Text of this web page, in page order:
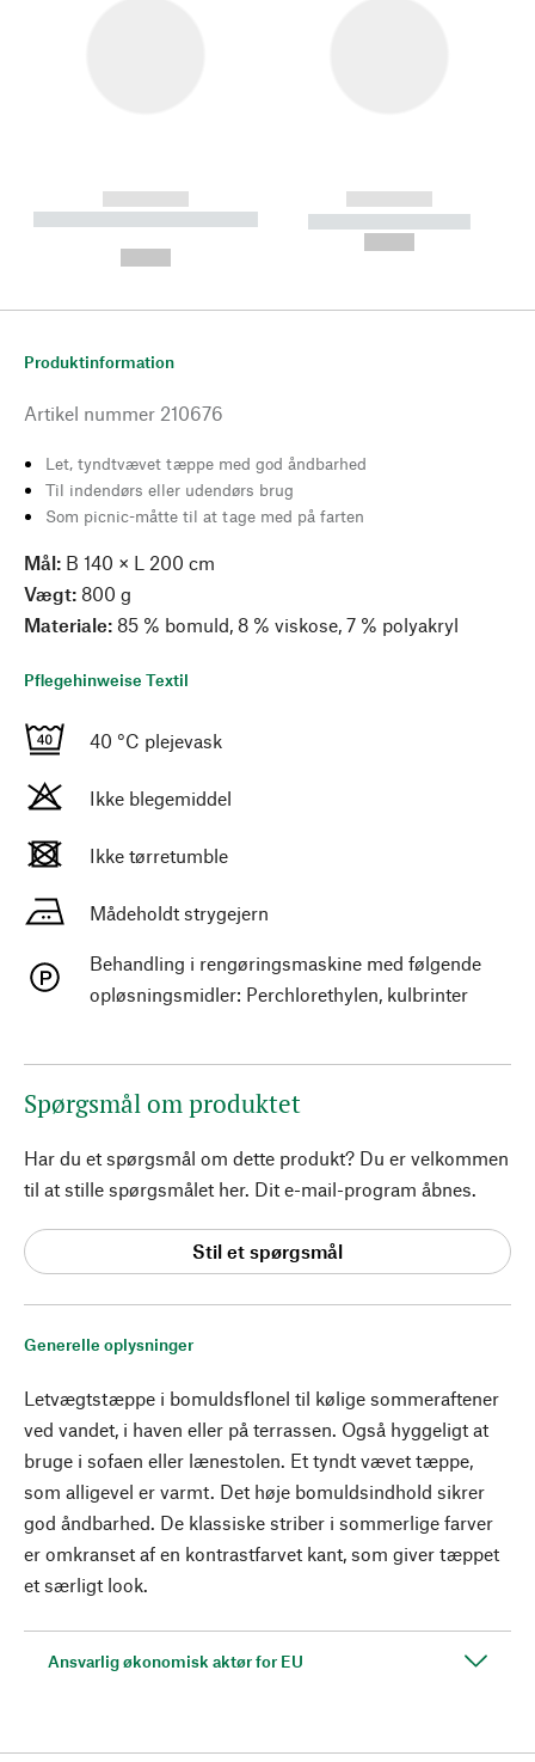
------------
----------- ----------- --------
------------
----------- -----------
Generelle oplysninger
Letvægtstæppe i bomuldsflonel til kølige sommeraftener
ved vandet, i haven eller på terrassen. Også hyggeligt at
bruge i sofaen eller lænestolen. Et tyndt vævet tæppe,
som alligevel er varmt. Det høje bomuldsindhold sikrer
god åndbarhed. De klassiske striber i sommerlige farver
er omkranset af en kontrastfarvet kant, som giver tæppet
et særligt look.
Ansvarlig økonomisk aktør for EU
Produktinformation
Artikel nummer 210676
Let, tyndtvævet tæppe med god åndbarhed
Til indendørs eller udendørs brug
Som picnic-måtte til at tage med på farten
Mål: B 140 × L 200 cm
Vægt: 800 g
Materiale: 85 % bomuld, 8 % viskose, 7 % polyakryl
Pflegehinweise Textil
40 °C plejevask
Ikke blegemiddel
Ikke tørretumble
Mådeholdt strygejern
Behandling i rengøringsmaskine med følgende
opløsningsmidler: Perchlorethylen, kulbrinter
Spørgsmål om produktet
Har du et spørgsmål om dette produkt? Du er velkommen
til at stille spørgsmålet her. Dit e-mail-program åbnes.
Stil et spørgsmål